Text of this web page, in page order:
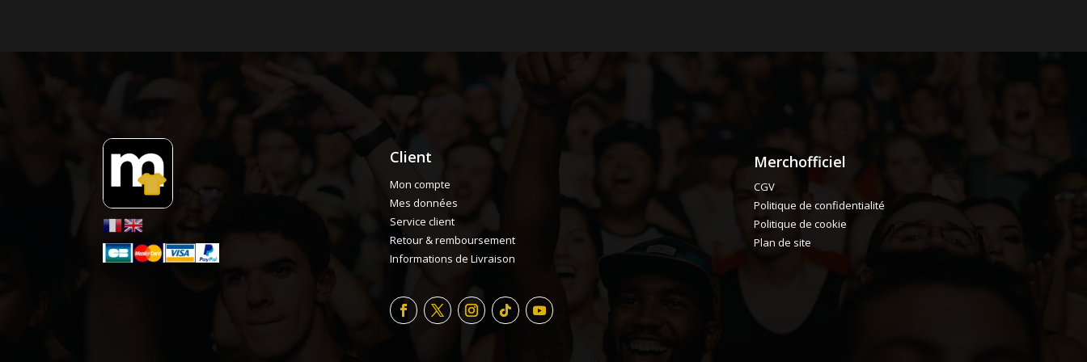
Client
Mon compte
Mes données
Service client
Retour & remboursement
Informations de Livraison
Merchofficiel
CGV
Politique de confidentialité
Politique de cookie
Plan de site